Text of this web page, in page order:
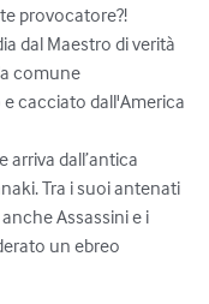
provocatore?!
dal Maestro di verità
comune
cacciato dall'America
dall’antica
Tra i suoi antenati
Assassini e i
un ebreo